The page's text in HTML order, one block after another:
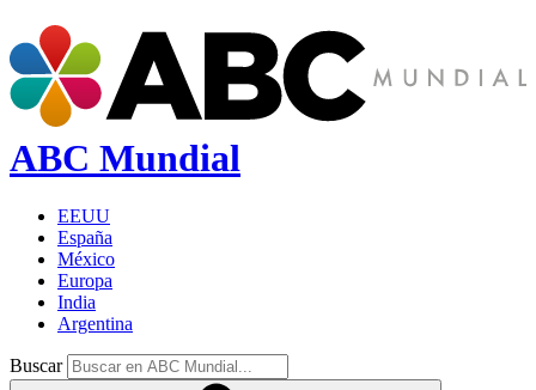
ABC Mundial
EEUU
España
México
Europa
India
Argentina
Buscar